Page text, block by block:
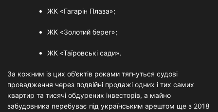
ЖК «Гагарін Плаза»;
ЖК «Золотий берег»;
ЖК «Таїровські сади».
За кожним із цих об’єктів роками тягнуться судові
провадження через подвійні продажі одних і тих самих
квартир та тисячі обдурених інвесторів, а майно
забудовника перебуває під українським арештом ще з 2018